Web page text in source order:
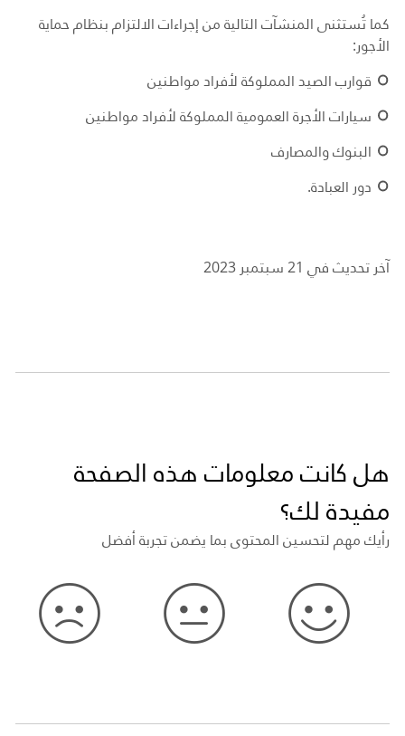
كما تُستثنى المنشآت التالية من إجراءات الالتزام بنظام حماية
الأجور:
قوارب الصيد المملوكة لأفراد مواطنين
سيارات الأجرة العمومية المملوكة لأفراد مواطنين
البنوك والمصارف
دور العبادة.
آخر تحديث في 21 سبتمبر 2023
هل كانت معلومات هذه الصفحة
مفيدة لك؟
رأيك مهم لتحسين المحتوى بما يضمن تجربة أفضل